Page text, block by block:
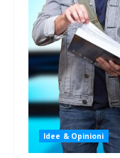
Idee & Opinioni